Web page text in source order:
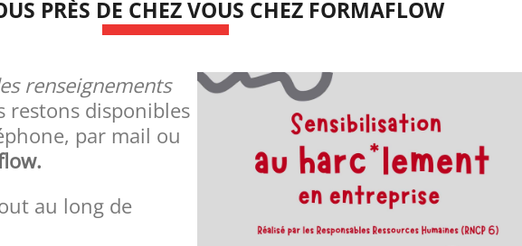
PRÈS DE CHEZ VOUS CHEZ FORMAFLOW
renseignements
restons disponibles
par mail ou
au long de